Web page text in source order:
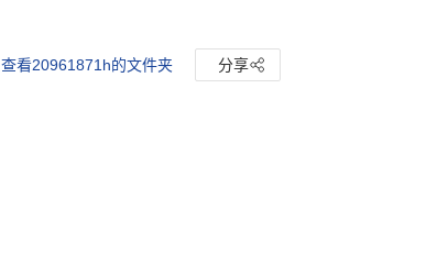
查看20961871h的文件夹 分享